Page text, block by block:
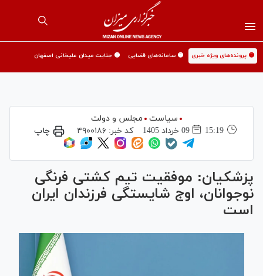
🟡 پرونده‌های ویژه خبری 🟡 سامانه‌های قضایی 🟡 جنایت میدان علیخانی اصفهان
سیاست
مجلس و دولت
15:19
09 خرداد 1405 کد خبر:۴۹۰۰۱۸۶ چاپ
پزشکیان: موفقیت تیم کشتی فرنگی
نوجوانان، اوج شایستگی فرزندان ایران
است